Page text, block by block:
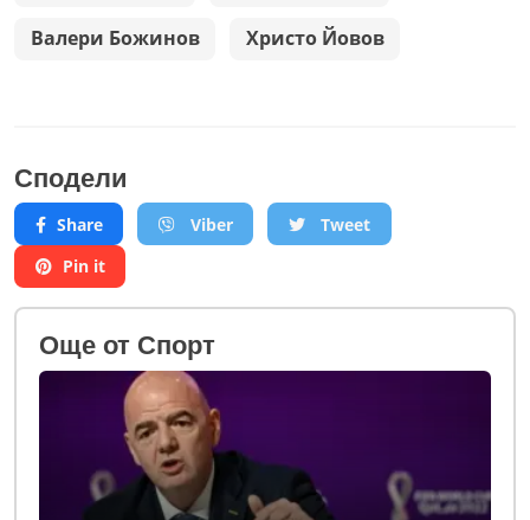
Валери Божинов Христо Йовов
Сподели
Share Viber
Tweet
Pin it
Oще от Спорт